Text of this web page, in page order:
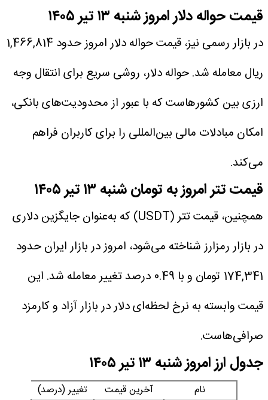
قیمت حواله دلار امروز شنبه ۱۳ تیر ۱۴۰۵
در بازار رسمی نیز، قیمت حواله دلار امروز حدود 1,466,814
ریال معامله شد. حواله دلار، روشی سریع برای انتقال وجه
ارزی بین کشورهاست که با عبور از محدودیت‌های بانکی،
امکان مبادلات مالی بین‌المللی را برای کاربران فراهم
می‌کند.
قیمت تتر امروز به تومان شنبه ۱۳ تیر ۱۴۰۵
همچنین، قیمت تتر (USDT) که به‌عنوان جایگزین دلاری
در بازار رمزارز شناخته می‌شود، امروز در بازار ایران حدود
174,341 تومان و با 0.49 درصد تغییر معامله شد. این
قیمت وابسته به نرخ لحظه‌ای دلار در بازار آزاد و کارمزد
صرافی‌هاست.
جدول ارز امروز شنبه ۱۳ تیر ۱۴۰۵
نام آخرین قیمت تغییر (درصد)